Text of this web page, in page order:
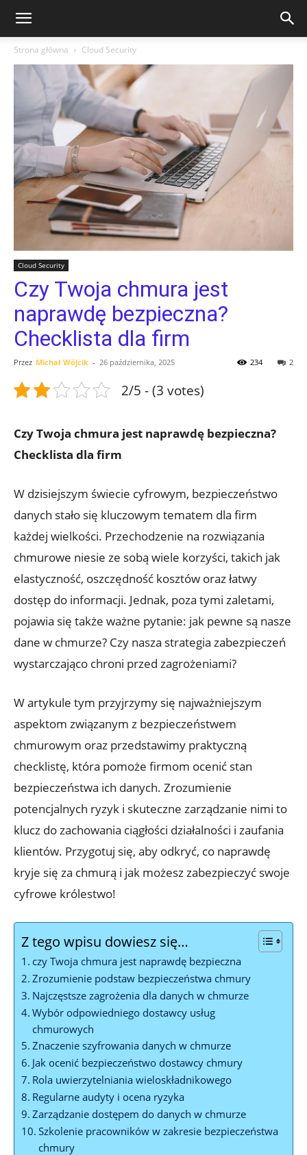
Strona główna Cloud Security
Cloud Security
Czy Twoja chmura jest
naprawdę bezpieczna?
Checklista dla firm
Przez Michał Wójcik - 26 października, 2025 2
234
2/5 - (3 votes)
Czy Twoja chmura jest naprawdę⁢ bezpieczna?
Checklista dla firm
W dzisiejszym świecie cyfrowym, ‌bezpieczeństwo
danych​ stało się kluczowym tematem dla firm
każdej‍ wielkości. Przechodzenie na rozwiązania
chmurowe niesie ze ⁣sobą wiele korzyści, takich ⁣jak
elastyczność,​ oszczędność kosztów oraz⁤ łatwy
dostęp do informacji. Jednak, poza tymi zaletami,
pojawia się także ważne pytanie: jak pewne są nasze
dane w chmurze?⁤ Czy nasza strategia zabezpieczeń
wystarczająco⁢ chroni przed ⁤zagrożeniami?
W artykule ⁤tym ⁢przyjrzymy się ⁢najważniejszym
aspektom związanym z bezpieczeństwem
chmurowym oraz ‍przedstawimy praktyczną
checklistę, która pomoże firmom ocenić stan
‌bezpieczeństwa ich danych. ‍Zrozumienie
potencjalnych​ ryzyk i skuteczne zarządzanie nimi ⁢to
klucz​ do zachowania ciągłości działalności i zaufania
klientów. Przygotuj‌ się,‌ aby odkryć, co naprawdę
kryje się za chmurą i jak możesz zabezpieczyć swoje
cyfrowe królestwo!
Z tego wpisu dowiesz się…
czy⁤ Twoja chmura ​jest naprawdę bezpieczna
Zrozumienie podstaw bezpieczeństwa chmury
Najczęstsze zagrożenia⁤ dla danych w chmurze
Wybór odpowiedniego dostawcy usług
chmurowych
Znaczenie szyfrowania danych w chmurze
Jak ocenić bezpieczeństwo dostawcy chmury
Rola​ uwierzytelniania​ wieloskładnikowego
Regularne audyty i⁤ ocena ryzyka
Zarządzanie‍ dostępem do danych w chmurze
Szkolenie pracowników w zakresie ​bezpieczeństwa
chmury